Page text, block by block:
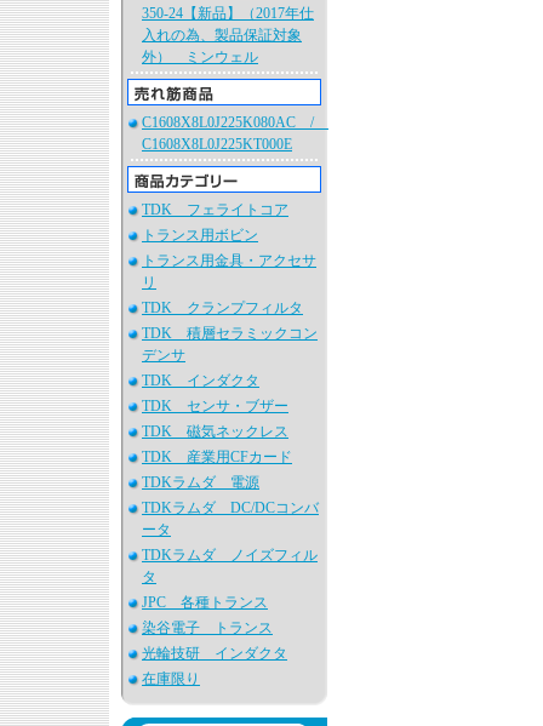
350-24【新品】（2017年仕
入れの為、製品保証対象
外） ミンウェル
C1608X8L0J225K080AC /
C1608X8L0J225KT000E
TDK フェライトコア
トランス用ボビン
トランス用金具・アクセサ
リ
TDK クランプフィルタ
TDK 積層セラミックコン
デンサ
TDK インダクタ
TDK センサ・ブザー
TDK 磁気ネックレス
TDK 産業用CFカード
TDKラムダ 電源
TDKラムダ DC/DCコンバ
ータ
TDKラムダ ノイズフィル
タ
JPC 各種トランス
染谷電子 トランス
光輪技研 インダクタ
在庫限り